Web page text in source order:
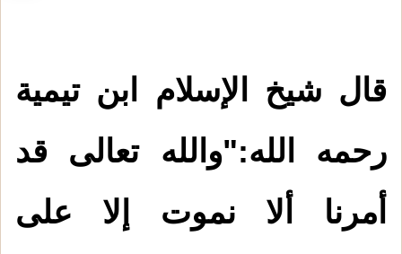
قال شيخ الإسلام ابن تيمية
رحمه الله:"والله تعالى قد
أمرنا ألا نموت إلا على